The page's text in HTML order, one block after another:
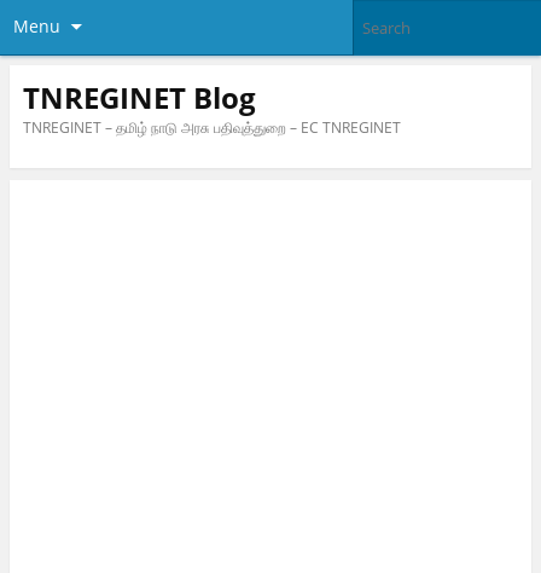
Menu
TNREGINET Blog
TNREGINET – தமிழ் நாடு அரசு பதிவுத்துறை – EC TNREGINET